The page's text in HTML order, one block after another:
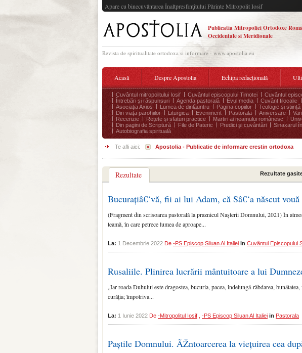
Apare cu binecuvântarea Înaltpresfinţitului Părinte Mitropolit Iosif
Publicatia Mitropoliei Ortodoxe
Occidentale si Meridionale
Revista de spiritualitate ortodoxa si informare - www.apostolia.eu
Acasă Despre Apostolia Echipa redacțională
Cuvântul mitropolitului Iosif Cuvântul episcopului Timotei Cuvântul
Întrebări și răspunsuri
Agenda pastorală Evul media Cuvânt filocalic
Asociația Axios
Lumea de dinlăuntru Pagina copiilor Teologie și stiință
Din viața parohiilor
Liturgica Eveniment Pastorala Aniversare
Recenzie
Rețete și sfaturi practice Martiri ai neamului românesc
Din pagini de Scriptură
File de Pateric Predici și cuvântări Sinaxarul
Autobiografia spirituală
Te afli aici: Apostolia - Publicatie de informare crestin ortodoxa
Rezultate Rezultate
Bucurațiâ€‘vă, fii ai lui Adam, că Sâ€‘a născut
(Fragment din scrisoarea pastorală la praznicul Nașterii Domnului, 2021) În
teamă, în care petrece lumea de aproape...
La: 1 Decembrie 2022 De -PS Episcop Siluan Al Italiei in Cuvântul Episcopului
Rusaliile. Plinirea lucrării mântuitoare a lui
„Iar roada Duhului este dragostea, bucuria, pacea, îndelungă-răbdarea,
curăția; împotriva...
La: 1 Iunie 2022 De -Mitropolitul Iosif -PS Episcop Siluan Al Italiei in Pastorala
Paștile Domnului. ÃŽntoarcerea la viețuirea cea